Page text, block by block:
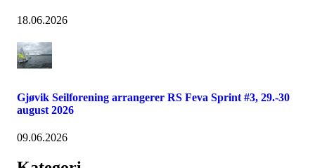
18.06.2026
Gjøvik Seilforening arrangerer RS Feva Sprint #3, 29.-30
august 2026
09.06.2026